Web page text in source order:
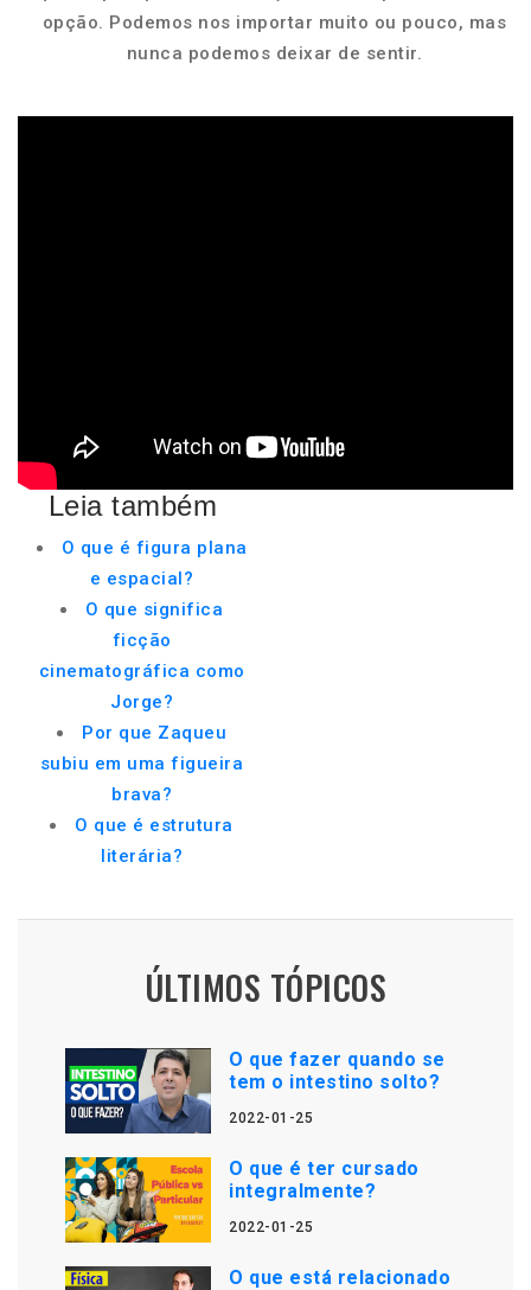
opção. Podemos nos importar muito ou pouco, mas
nunca podemos deixar de sentir.
Leia também
O que é figura plana
e espacial?
O que significa
ficção
cinematográfica como
Jorge?
Por que Zaqueu
subiu em uma figueira
brava?
O que é estrutura
literária?
ÚLTIMOS TÓPICOS
O que fazer quando se
tem o intestino solto?
2022-01-25
O que é ter cursado
integralmente?
2022-01-25
O que está relacionado